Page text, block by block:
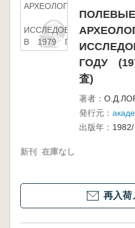
АРХЕОЛОГИЧЕСКИЕ
ИССЛЕДОВАНИЯ
В 1979 ГОДУ
(1979年FIELD考古学
ГОДУ
査)
著者：
発行元：
出版年： 1982/
新刊 在庫なし
再入荷